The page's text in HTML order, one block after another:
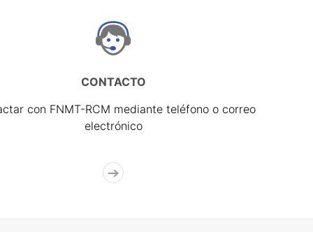
CONTACTO
con FNMT-RCM mediante teléfono o correo
electrónico